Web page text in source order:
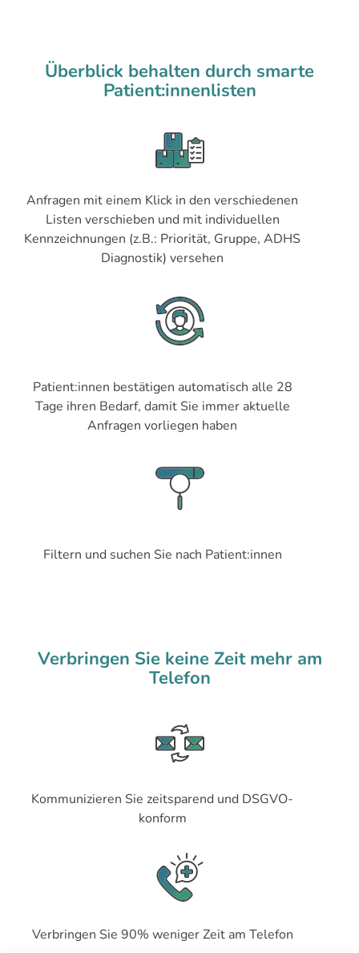
Überblick behalten durch smarte
Patient:innenlisten
Anfragen mit einem Klick in den verschiedenen
Listen verschieben und mit individuellen
Kennzeichnungen (z.B.: Priorität, Gruppe, ADHS
Diagnostik) versehen
Patient:innen bestätigen automatisch alle 28
Tage ihren Bedarf, damit Sie immer aktuelle
Anfragen vorliegen haben
Filtern und suchen Sie nach Patient:innen
Verbringen Sie keine Zeit mehr am
Telefon
Kommunizieren Sie zeitsparend und DSGVO-
konform
Verbringen Sie 90% weniger Zeit am Telefon